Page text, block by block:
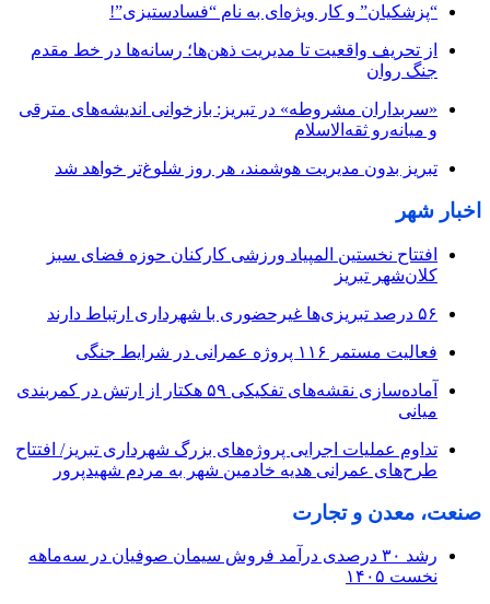
“پزشکیان” و کار ویژه‌ای به نام “فسادستیزی”!
از تحریف واقعیت تا مدیریت ذهن‌ها؛ رسانه‌ها در خط مقدم
جنگ روان
«سربداران مشروطه» در تبریز: بازخوانی اندیشه‌های مترقی
و میانه‌رو ثقه‌الاسلام
تبریز بدون مدیریت هوشمند، هر روز شلوغ‌تر خواهد شد
اخبار شهر
افتتاح نخستین المپیاد ورزشی کارکنان حوزه فضای سبز
کلان‌شهر تبریز
۵۶ درصد تبریزی‌ها غیرحضوری با شهرداری ارتباط دارند
فعالیت مستمر ۱۱۶ پروژه عمرانی در شرایط جنگی
آماده‌سازی نقشه‌های تفکیکی ۵۹ هکتار از ارتش در کمربندی
میانی
تداوم عملیات اجرایی پروژه‌های بزرگ شهرداری تبریز/ افتتاح
طرح‌های عمرانی هدیه خادمین شهر به مردم شهیدپرور
صنعت، معدن و تجارت
رشد ۳۰ درصدی درآمد فروش سیمان صوفیان در سه‌ماهه
نخست ۱۴۰۵